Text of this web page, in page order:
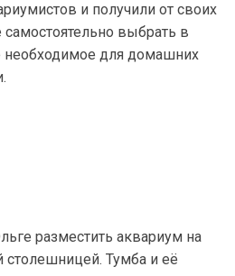
и получили от своих
выбрать в
необходимое для домашних
разместить аквариум на
столешницей. Тумба и её